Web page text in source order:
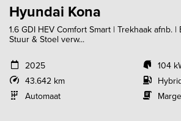
Hyundai Kona
1.6 GDI HEV Comfort Smart | Trekhaak afnb.
Stuur & Stoel verw...
2025
43.642 km
Automaat
104
Marge